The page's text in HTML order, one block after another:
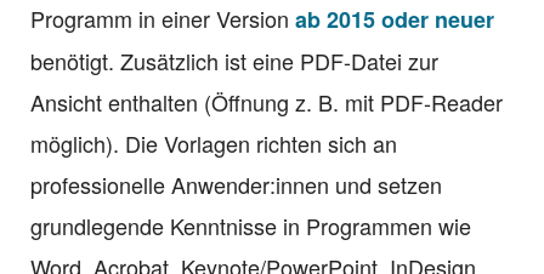
Programm in einer Version ab 2015 oder neuer
benötigt. Zusätzlich ist eine PDF-Datei zur
Ansicht enthalten (Öffnung z. B. mit PDF-Reader
möglich). Die Vorlagen richten sich an
professionelle Anwender:innen und setzen
grundlegende Kenntnisse in Programmen wie
Word, Acrobat, Keynote/PowerPoint, InDesign